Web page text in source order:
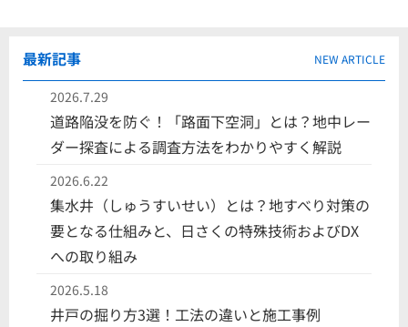
最新記事 NEW ARTICLE
2026.7.29
道路陥没を防ぐ！「路面下空洞」とは？地中レー
ダー探査による調査方法をわかりやすく解説
2026.6.22
集水井（しゅうすいせい）とは？地すべり対策の
要となる仕組みと、日さくの特殊技術およびDX
への取り組み
2026.5.18
井戸の掘り方3選！工法の違いと施工事例